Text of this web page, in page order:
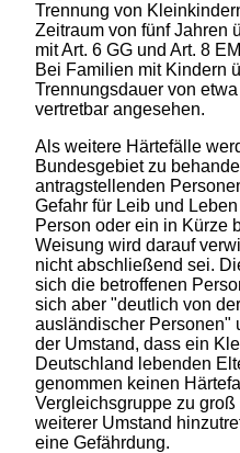
Trennung von
Zeitraum von fünf Jahren
mit Art. 6 GG und Art. 8
Bei Familien mit Kindern
Trennungsdauer von
vertretbar angesehen.
Als weitere Härtefälle
Bundesgebiet zu
antragstellenden
Gefahr für Leib und
Person oder ein in Kürze
Weisung wird darauf
nicht abschließend sei.
sich die betroffenen
sich aber "deutlich von
ausländischer Personen"
der Umstand, dass ein
Deutschland lebenden
genommen keinen
Vergleichsgruppe zu
weiterer Umstand
eine Gefährdung.